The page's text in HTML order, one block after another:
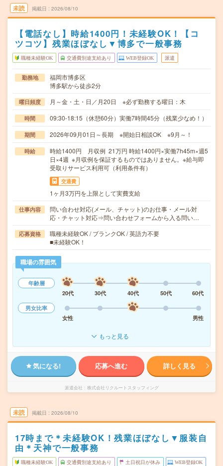
未読 掲載日 2026/08/10
【電話なし】時給1400円！未経験OK！【コ
ツコツ】残業ほぼなし▼博多で一般事務
職種未経験OK 交通費別途支給あり WEB登録OK 派遣
勤務地
福岡市博多区
博多駅から徒歩2分
曜日頻度 月～金・土・日／月20日 ※必ず勤務する曜日：木
時間 09:30-18:15（休憩60分）実働7時間45分（残業少なめ！）
期間 2026年09月01日～長期 ※開始日相談OK ※9月～！
時給
時給1400円 月収例 21万円 時給1400円×実働7h45m×週5
日×4週 ※月収例を保証するものではありません。※給与即
受取りサービス利用可（利用条件有）
交通費
1ヶ月3万円を上限として実費支給
仕事内容
問い合わせ対応(メール、チャット)のお仕事・メール対
応・チャット対応⇒問い合わせフォームから入る問い…
応募資格
職種未経験OK / ブランクOK / 英語力不要
■未経験OK！
職場の雰囲気
年齢層
20代
30代 40代 50代
60代
男女比率
女性
男性
もっと見る
気になる! 応募へ進む 詳しく見る
派遣会社 株式会社リクルートスタッフィング
未読 掲載日 2026/08/10
17時まで＊未経験OK！残業ほぼなし▼服装自
由＊天神で一般事務
職種未経験OK 交通費別途支給あり 土日祝日が休み WEB登録OK